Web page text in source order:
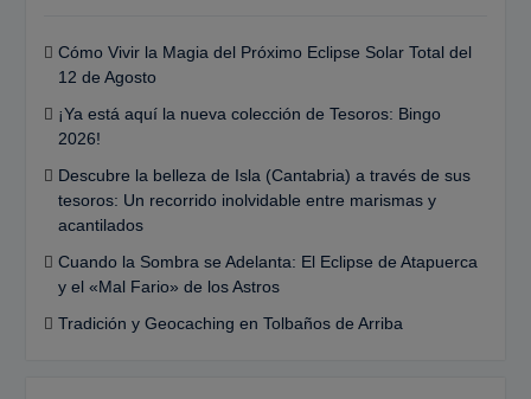
Cómo Vivir la Magia del Próximo Eclipse Solar Total del
12 de Agosto
¡Ya está aquí la nueva colección de Tesoros: Bingo
2026!
Descubre la belleza de Isla (Cantabria) a través de sus
tesoros: Un recorrido inolvidable entre marismas y
acantilados
Cuando la Sombra se Adelanta: El Eclipse de Atapuerca
y el «Mal Fario» de los Astros
Tradición y Geocaching en Tolbaños de Arriba